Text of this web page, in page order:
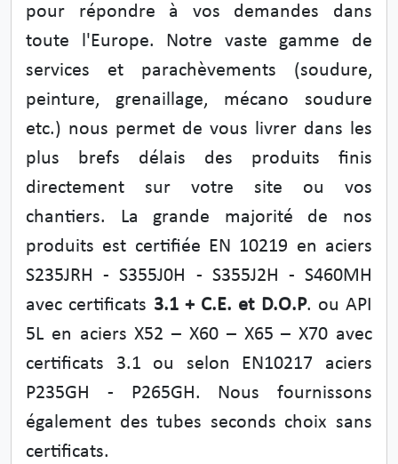
pour répondre à vos demandes dans
toute l'Europe. Notre vaste gamme de
services et parachèvements (soudure,
peinture, grenaillage, mécano soudure
etc.) nous permet de vous livrer dans les
plus brefs délais des produits finis
directement sur votre site ou vos
chantiers. La grande majorité de nos
produits est certifiée EN 10219 en aciers
S235JRH - S355J0H - S355J2H - S460MH
avec certificats 3.1 + C.E. et D.O.P. ou API
5L en aciers X52 – X60 – X65 – X70 avec
certificats 3.1 ou selon EN10217 aciers
P235GH - P265GH. Nous fournissons
également des tubes seconds choix sans
certificats.